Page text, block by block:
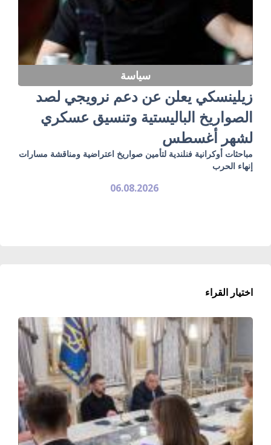
سياسة
زيلينسكي يعلن عن دعم نرويجي لصد
الصواريخ الباليستية وتنسيق عسكري
لشهر أغسطس
مباحثات أوكرانية فنلندية لتأمين صواريخ اعتراضية ومناقشة مسارات
إنهاء الحرب
06.08.2026
اختيار القراء